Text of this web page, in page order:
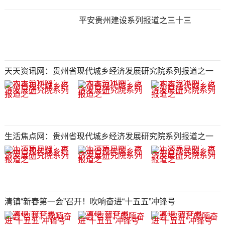
平安贵州建设系列报道之三十三
天天资讯网：贵州省现代城乡经济发展研究院系列报道之一
生活焦点网：贵州省现代城乡经济发展研究院系列报道之一
清镇“新春第一会”召开！吹响奋进“十五五”冲锋号